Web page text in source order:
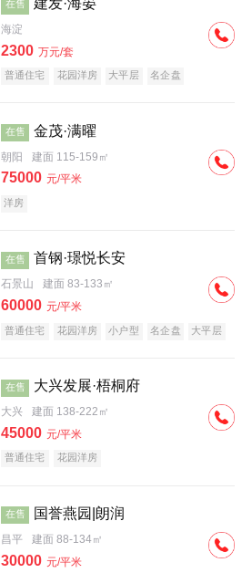
在售
海淀
2300 万元/套
普通住宅 花园洋房 大平层
名企盘
在售 金茂·满曜
朝阳 建面 115-159㎡
75000 元/平米
洋房
在售 首钢·璟悦长安
石景山 建面 83-133㎡
60000 元/平米
普通住宅 花园洋房 小户型 名企盘 大平层
在售 大兴发展·梧桐府
大兴 建面 138-222㎡
45000 元/平米
普通住宅 花园洋房
在售 国誉燕园|朗润
昌平 建面 88-134㎡
30000 元/平米